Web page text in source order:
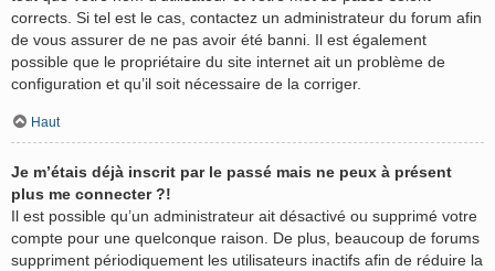
corrects. Si tel est le cas, contactez un administrateur du forum afin
de vous assurer de ne pas avoir été banni. Il est également
possible que le propriétaire du site internet ait un problème de
configuration et qu’il soit nécessaire de la corriger.
Haut
Je m’étais déjà inscrit par le passé mais ne peux à présent
plus me connecter ?!
Il est possible qu’un administrateur ait désactivé ou supprimé votre
compte pour une quelconque raison. De plus, beaucoup de forums
suppriment périodiquement les utilisateurs inactifs afin de réduire la